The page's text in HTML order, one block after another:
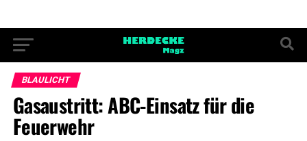
BLAULICHT
Gasaustritt: ABC-Einsatz für die
Feuerwehr